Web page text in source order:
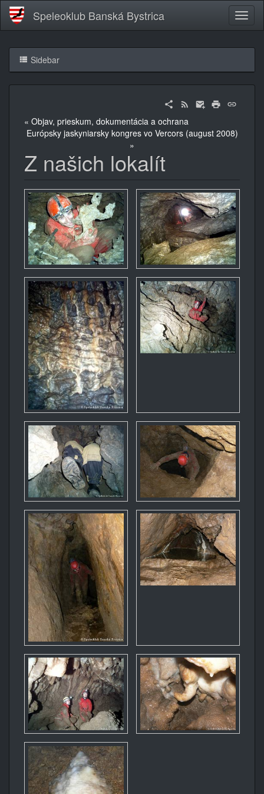
Speleoklub Banská Bystrica
Sidebar
« Objav, prieskum, dokumentácia a ochrana
Európsky jaskyniarsky kongres vo Vercors (august 2008)
»
Z našich lokalít